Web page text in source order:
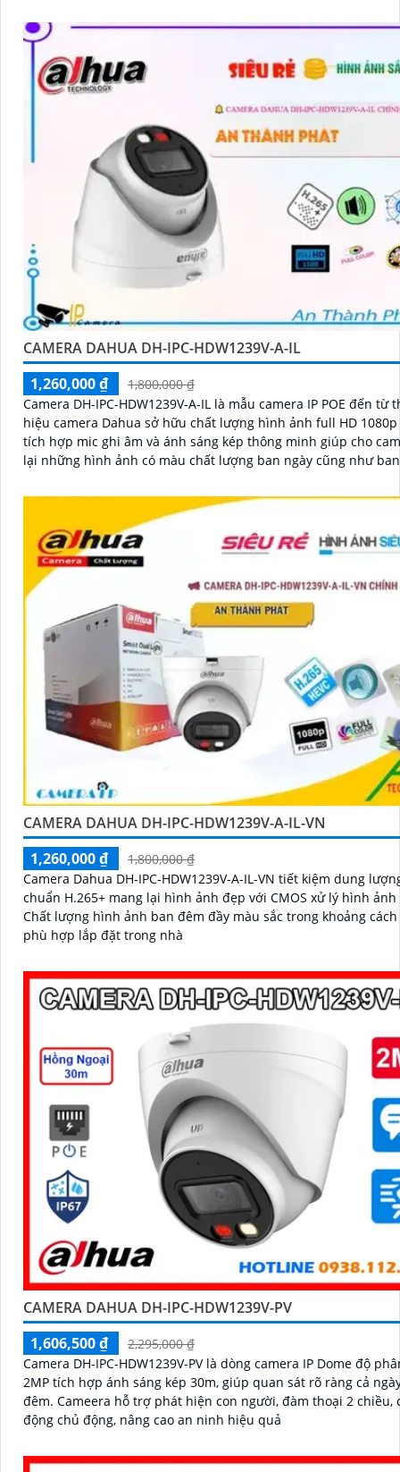
CAMERA DAHUA DH-IPC-HDW1239V-A-IL
1,260,000 ₫
1,800,000 ₫
Camera DH-IPC-HDW1239V-A-IL là mẫu camera IP POE đến từ
hiệu camera Dahua sở hữu chất lượng hình ảnh full HD 1080p
tích hợp mic ghi âm và ánh sáng kép thông minh giúp cho
lại những hình ảnh có màu chất lượng ban ngày cũng như
CAMERA DAHUA DH-IPC-HDW1239V-A-IL-VN
1,260,000 ₫
1,800,000 ₫
Camera Dahua DH-IPC-HDW1239V-A-IL-VN tiết kiệm dung
chuẩn H.265+ mang lại hình ảnh đẹp với CMOS xử lý hình
Chất lượng hình ảnh ban đêm đầy màu sắc trong khoảng cách
phù hợp lắp đặt trong nhà
CAMERA DAHUA DH-IPC-HDW1239V-PV
1,606,500 ₫
2,295,000 ₫
Camera DH-IPC-HDW1239V-PV là dòng camera IP Dome độ
2MP tích hợp ánh sáng kép 30m, giúp quan sát rõ ràng cả
đêm. Cameera hỗ trợ phát hiện con người, đàm thoại 2 chiều, cùng báo
động chủ động, nâng cao an ninh hiệu quả